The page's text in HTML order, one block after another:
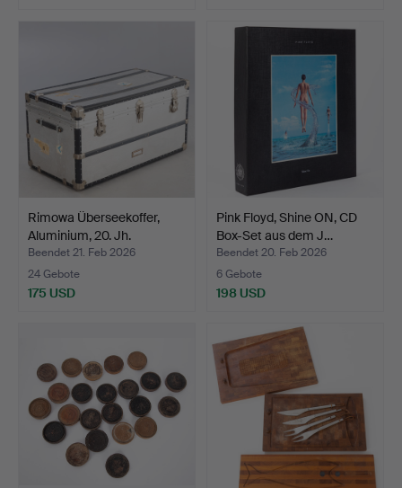
Rimowa Überseekoffer,
Aluminium, 20. Jh.
Beendet 21. Feb 2026
24 Gebote
175 USD
Pink Floyd, Shine ON, CD
Box-Set aus dem J…
Beendet 20. Feb 2026
6 Gebote
198 USD